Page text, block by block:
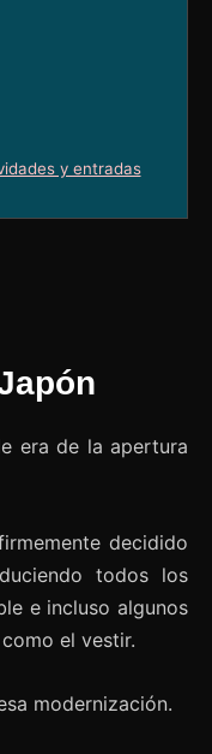
y entradas
era de la apertura
decidido
todos los
e incluso algunos
el vestir.
modernización.